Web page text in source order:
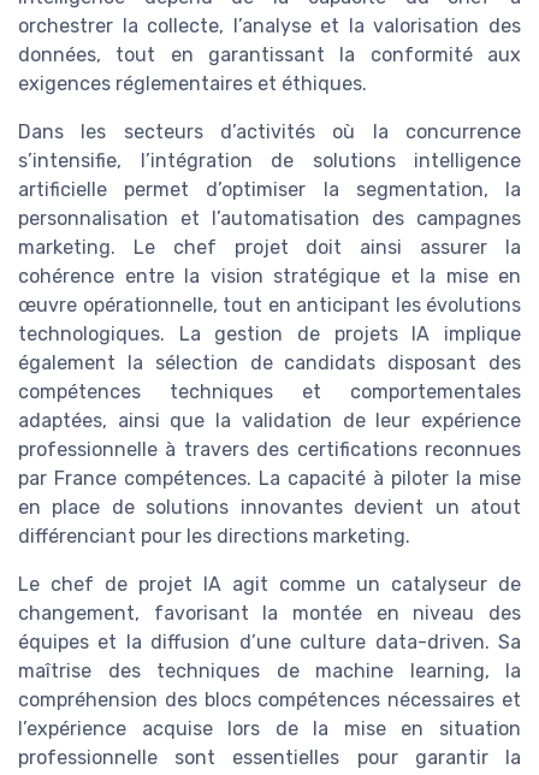
orchestrer la collecte, l’analyse et la valorisation des
données, tout en garantissant la conformité aux
exigences réglementaires et éthiques.
Dans les secteurs d’activités où la concurrence
s’intensifie, l’intégration de solutions intelligence
artificielle permet d’optimiser la segmentation, la
personnalisation et l’automatisation des campagnes
marketing. Le chef projet doit ainsi assurer la
cohérence entre la vision stratégique et la mise en
œuvre opérationnelle, tout en anticipant les évolutions
technologiques. La gestion de projets IA implique
également la sélection de candidats disposant des
compétences techniques et comportementales
adaptées, ainsi que la validation de leur expérience
professionnelle à travers des certifications reconnues
par France compétences. La capacité à piloter la mise
en place de solutions innovantes devient un atout
différenciant pour les directions marketing.
Le chef de projet IA agit comme un catalyseur de
changement, favorisant la montée en niveau des
équipes et la diffusion d’une culture data-driven. Sa
maîtrise des techniques de machine learning, la
compréhension des blocs compétences nécessaires et
l’expérience acquise lors de la mise en situation
professionnelle sont essentielles pour garantir la